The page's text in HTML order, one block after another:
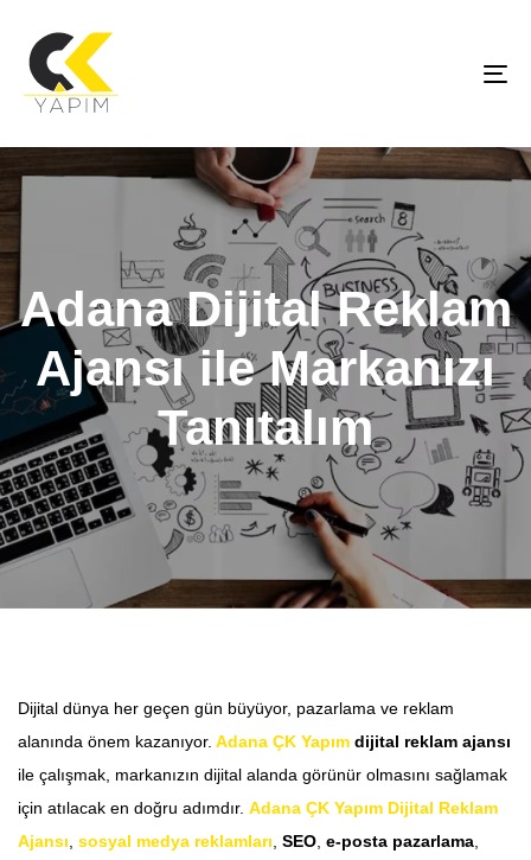
Adana Dijital Reklam
Ajansı ile Markanızı
Tanıtalım
Dijital dünya her geçen gün büyüyor, pazarlama ve reklam
alanında önem kazanıyor. Adana ÇK Yapım dijital reklam ajansı
ile çalışmak, markanızın dijital alanda görünür olmasını sağlamak
için atılacak en doğru adımdır. Adana ÇK Yapım Dijital Reklam
Ajansı sosyal medya reklamları SEO e-posta pazarlama